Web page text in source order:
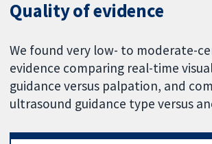
Quality of evidence
We found very low- to moderate-
evidence comparing real-time
guidance versus palpation, and
ultrasound guidance type versus